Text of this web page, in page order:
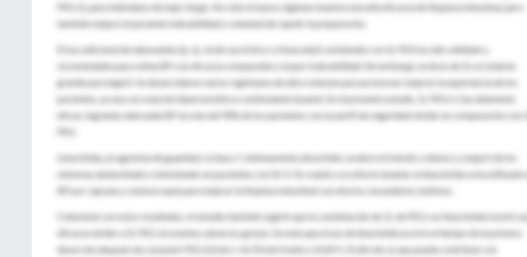
PEG 2L para individuos de bajo riesgo. No sólo el nuevo régimen muestra una alta eficacia de limpieza intestinal, pero
también mejoró el paciente tolerabilidad y voluntad de repetir la preparación.
El uso adicional de adyuvantes (p. ej., ácido ascórbico o bisacodyl) combinado con 2L PEG ha sido validado y
recomendado para rutina BP con eficacia comparable y mayor tolerabilidad. Sin embargo, la dosis de 2L es todavía
grande para ingerir. Se desarrollaron varios regímenes de ultra volumen para promover mejorar la experiencia de los
pacientes, ya sea con solución hiperosmótica o estimulante laxante. En el presente estudio, 1L PEG+L fue altamente
eficaz, logrando adecuada BP en más del 90% de los pacientes con un perfil de seguridad similar en comparación con
Linaclotida, un agonista de guanilato ciclasa-C mínimamente absorbido, aceleró el tránsito colónico y mejoró de los
síntomas abdominales e intestinales en pacientes con SII-E. En cuanto a su efecto laxante, la linaclotida se ha utilizado
BP por cápsula y colonoscopía para mejorar la limpieza intestinal con efectos secundarios mínimos.
Coherente con estos resultados, el estudio también sugirió que la combinación de 1L de PEG con linaclotida mostró
eficacia similar a 2L PEG sin eventos adversos graves. Se nota que el uso de linaclotida acortó el tiempo de la primera
deserción después de consumir PEG (22,66 ± 14,70 min frente a 31,89 ± 21,06 min, lo que puede contribuir a la